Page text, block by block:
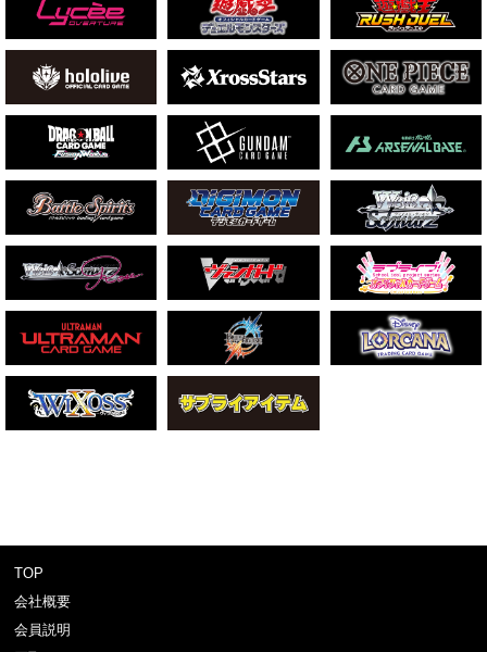
TOP
会社概要
会員説明